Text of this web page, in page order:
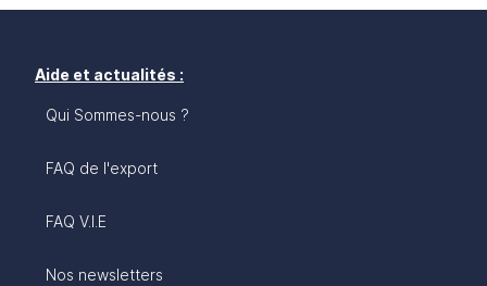
Aide et actualités :
Qui Sommes-nous ?
FAQ de l'export
FAQ V.I.E
Nos newsletters